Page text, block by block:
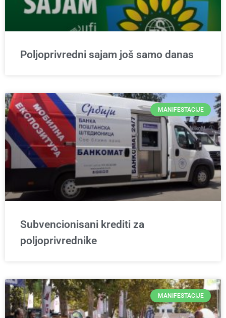
Poljoprivredni sajam još samo danas
MANIFESTACIJE
Subvencionisani krediti za
poljoprivrednike
MANIFESTACIJE